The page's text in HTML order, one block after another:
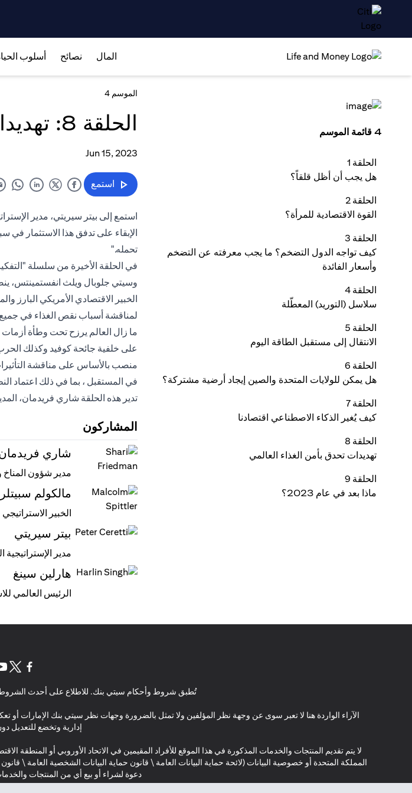
المال نصائح أسلوب
الموسم 4
الحلقة 8: تهديدات تحدق بأمن الغذاء العالمي
Jun 15, 2023
استمع
استمع إلى بيتر سيريتي، مدير
الإبقاء على تدفق هذا الاستثمار
تحمله."
في الحلقة الأخيرة من سلسلة
وسيتي جلوبال ويلث انفستمينتس،
الخبير الاقتصادي الأمريكي البارز
لمناقشة أسباب نقص الغذاء في جميع
ما زال العالم يرزح تحت وطأة أزمات
على خلفية جائحة كوفيد وكذلك الحرب
منصب بالأساس على مناقشة
في المستقبل ، بما في ذلك اعتماد
تدير هذه الحلقة شاري فريدمان،
المشاركون
شاري
مدير شؤون المناخ
مالكولم سبيتلر
الخبير
بيتر سيريتي
مدير الإستراتيجية
هارلين سينغ
الرئيس العالمي
4 قائمة الموسم
الحلقة 1
هل يجب أن أظل قلقاً؟
الحلقة 2
القوة الاقتصادية للمرأة؟
الحلقة 3
كيف تواجه الدول التضخم؟ ما يجب معرفته عن التضخم
وأسعار الفائدة
الحلقة 4
سلاسل (التوريد) المعطّلة
الحلقة 5
الانتقال إلى مستقبل الطاقة اليوم
الحلقة 6
هل يمكن للولايات المتحدة والصين إيجاد أرضية مشتركة؟
الحلقة 7
كيف يُغير الذكاء الاصطناعي اقتصادنا
الحلقة 8
تهديدات تحدق بأمن الغذاء العالمي
الحلقة 9
ماذا بعد في عام 2023؟
تُطبق شروط وأحكام سيتي بنك. للاطلاع على أحدث الشروط
الآراء الواردة هنا لا تعبر سوى عن وجهة نظر المؤلفين ولا تمثل بالضرورة وجهات نظر سيتي بنك الإمارات أو
إدارية وتخضع للتعديل
لا يتم تقديم المنتجات والخدمات المذكورة في هذا الموقع للأفراد المقيمين في الاتحاد الأوروبي أو المنطقة
المملكة المتحدة أو خصوصية البيانات (لائحة حماية البيانات العامة \ قانون حماية البيانات الشخصية
دعوة لشراء أو بيع أي من المنتجات